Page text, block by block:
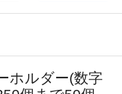
ルダー(数字